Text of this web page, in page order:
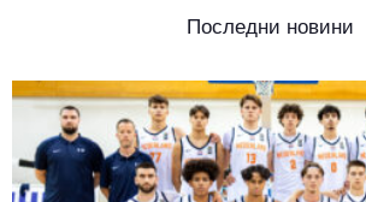
Последни новини